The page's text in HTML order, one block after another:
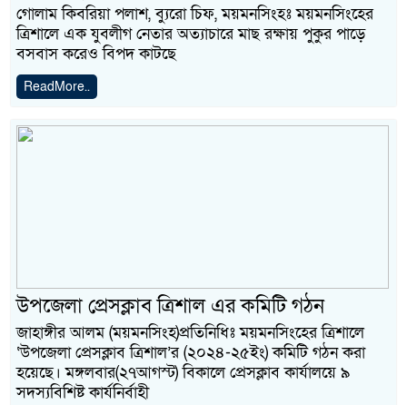
গোলাম কিবরিয়া পলাশ, ব্যুরো চিফ, ময়মনসিংহঃ ময়মনসিংহের
ত্রিশালে এক যুবলীগ নেতার অত্যাচারে মাছ রক্ষায় পুকুর পাড়ে
বসবাস করেও বিপদ কাটছে
ReadMore..
উপজেলা প্রেসক্লাব ত্রিশাল এর কমিটি গঠন
জাহাঙ্গীর আলম (ময়মনসিংহ)প্রতিনিধিঃ ময়মনসিংহের ত্রিশালে
‘উপজেলা প্রেসক্লাব ত্রিশাল’র (২০২৪-২৫ইং) কমিটি গঠন করা
হয়েছে। মঙ্গলবার(২৭আগস্ট) বিকালে প্রেসক্লাব কার্যালয়ে ৯
সদস্যবিশিষ্ট কার্যনির্বাহী